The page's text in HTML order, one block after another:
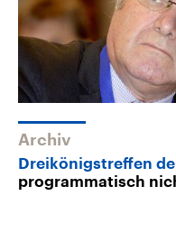
Archiv
Dreikönigstreffen
programmatisch